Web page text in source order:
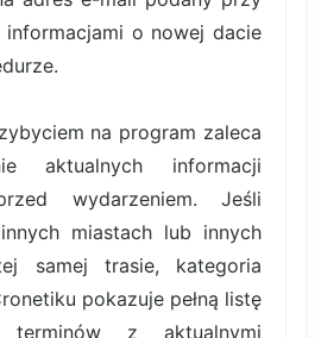
o nowej dacie
na program zaleca
aktualnych informacji
wydarzeniem. Jeśli
miastach lub innych
samej trasie, kategoria
pokazuje pełną listę
terminów z aktualnymi